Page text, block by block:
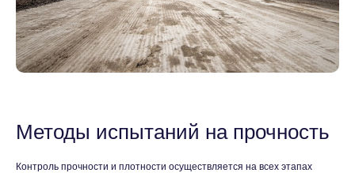
Методы испытаний на прочность
Контроль прочности и плотности осуществляется на всех этапах